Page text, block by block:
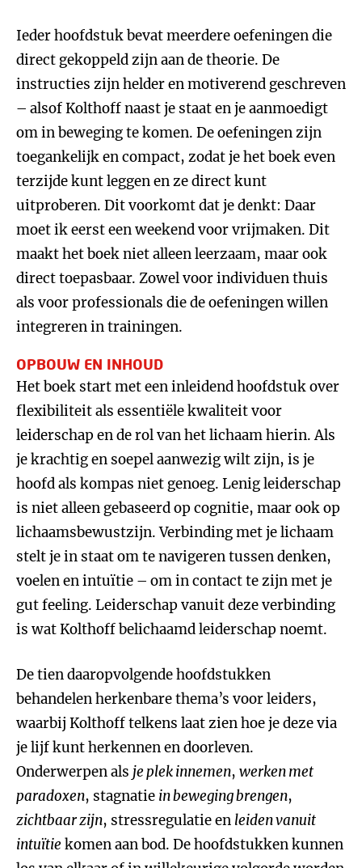
Ieder hoofdstuk bevat meerdere oefeningen die
direct gekoppeld zijn aan de theorie. De
instructies zijn helder en motiverend geschreven
– alsof Kolthoff naast je staat en je aanmoedigt
om in beweging te komen. De oefeningen zijn
toegankelijk en compact, zodat je het boek even
terzijde kunt leggen en ze direct kunt
uitproberen. Dit voorkomt dat je denkt: Daar
moet ik eerst een weekend voor vrijmaken. Dit
maakt het boek niet alleen leerzaam, maar ook
direct toepasbaar. Zowel voor individuen thuis
als voor professionals die de oefeningen willen
integreren in trainingen.
OPBOUW EN INHOUD
Het boek start met een inleidend hoofdstuk over
flexibiliteit als essentiële kwaliteit voor
leiderschap en de rol van het lichaam hierin. Als
je krachtig en soepel aanwezig wilt zijn, is je
hoofd als kompas niet genoeg. Lenig leiderschap
is niet alleen gebaseerd op cognitie, maar ook op
lichaamsbewustzijn. Verbinding met je lichaam
stelt je in staat om te navigeren tussen denken,
voelen en intuïtie – om in contact te zijn met je
gut feeling. Leiderschap vanuit deze verbinding
is wat Kolthoff belichaamd leiderschap noemt.
De tien daaropvolgende hoofdstukken
behandelen herkenbare thema’s voor leiders,
waarbij Kolthoff telkens laat zien hoe je deze via
je lijf kunt herkennen en doorleven.
Onderwerpen als je plek innemen, werken met
paradoxen, stagnatie in beweging brengen,
zichtbaar zijn, stressregulatie en leiden vanuit
intuïtie komen aan bod. De hoofdstukken kunnen